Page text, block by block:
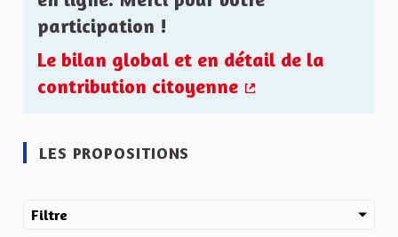
participation !
Le bilan global et en détail de la
contribution citoyenne
LES PROPOSITIONS
Filtre